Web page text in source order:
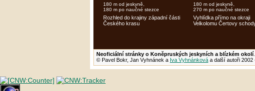
180 m od jeskyně,
180 m po naučné stezce
Rozhled do krajiny západní části
Českého krasu
180 m od jeskyně,
270 m po naučné stezce
Vyhlídka přímo na okraji
Velkolomu Čertovy
Neoficiální stránky o Koněpruských jeskyních a blízkém okolí
© Pavel Bokr, Jan Vyhnánek a Iva Vyhnánková a další autoři 2002